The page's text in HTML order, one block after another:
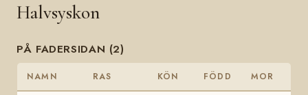
Halvsyskon
PÅ FADERSIDAN (2)
NAMN RAS KÖN FÖDD MOR